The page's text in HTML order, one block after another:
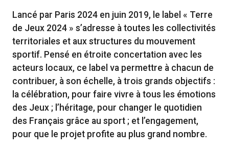
Lancé par Paris 2024 en juin 2019, le label « Terre
de Jeux 2024 » s’adresse à toutes les collectivités
territoriales et aux structures du mouvement
sportif. Pensé en étroite concertation avec les
acteurs locaux, ce label va permettre à chacun de
contribuer, à son échelle, à trois grands objectifs :
la célébration, pour faire vivre à tous les émotions
des Jeux ; l’héritage, pour changer le quotidien
des Français grâce au sport ; et l’engagement,
pour que le projet profite au plus grand nombre.